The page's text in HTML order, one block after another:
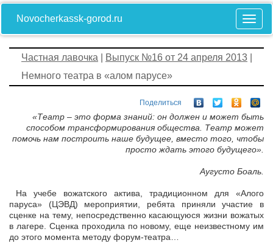
Novocherkassk-gorod.ru
Частная лавочка Выпуск №16 от 24 апреля 2013
Немного театра в «алом парусе»
Поделиться
«Театр – это форма знаний: он должен и может быть
способом трансформирования общества. Театр может
помочь нам построить наше будущее, вместо того, чтобы
просто ждать этого будущего».
Аугусто Боаль.
На учебе вожатского актива, традиционном для «Алого
паруса» (ЦЭВД) мероприятии, ребята приняли участие в
сценке на тему, непосредственно касающуюся жизни вожатых
в лагере. Сценка проходила по новому, еще неизвестному им
до этого момента методу форум-театра…